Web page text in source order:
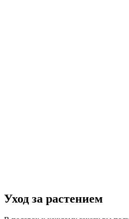
Уход за растением